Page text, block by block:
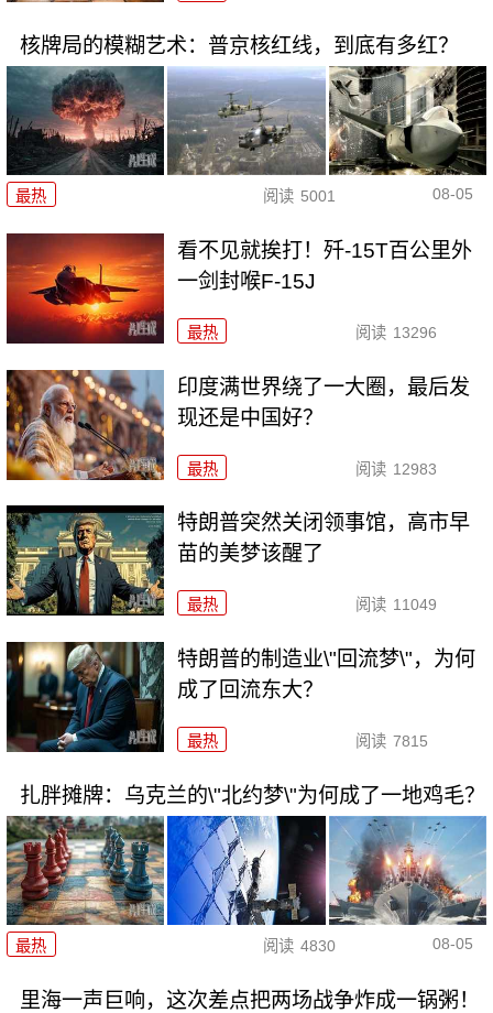
核牌局的模糊艺术：普京核红线，到底有多红？
最热 阅读 5001 08-05
看不见就挨打！歼-15T百公里外
一剑封喉F-15J
最热 阅读 13296
印度满世界绕了一大圈，最后发
现还是中国好？
最热 阅读 12983
特朗普突然关闭领事馆，高市早
苗的美梦该醒了
最热 阅读 11049
特朗普的制造业\"回流梦\"，为何
成了回流东大？
最热 阅读 7815
扎胖摊牌：乌克兰的\"北约梦\"为何成了一地鸡毛？
最热 阅读 4830 08-05
里海一声巨响，这次差点把两场战争炸成一锅粥！